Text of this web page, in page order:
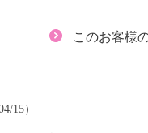
このお客様
15）